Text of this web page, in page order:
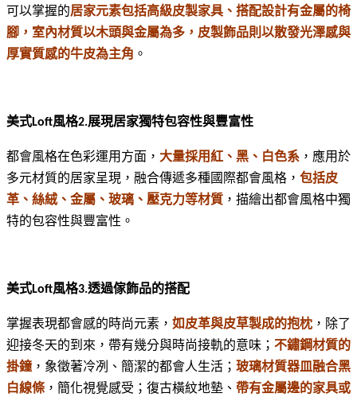
可以掌握的居家元素包括高級皮製家具、搭配設計有金屬的椅
腳，室內材質以木頭與金屬為多，皮製飾品則以散發光澤感與
厚實質感的牛皮為主角 。
美式Loft風格2.展現居家獨特包容性與豐富性
都會風格在色彩運用方面， 大量採用紅、黑、白色系 ，應用於
多元材質的居家呈現，融合傳遞多種國際都會風格， 包括皮
革、絲絨、金屬、玻璃、壓克力等材質 ，描繪出都會風格中獨
特的包容性與豐富性。
美式Loft風格3.透過傢飾品的搭配
掌握表現都會感的時尚元素， 如皮革與皮草製成的抱枕 ，除了
迎接冬天的到來，帶有幾分與時尚接軌的意味； 不鏽鋼材質的
掛鐘，象徵著冷冽、簡潔的都會人生活； 玻璃材質器皿融合黑
白線條 ，簡化視覺感受；復古橫紋地墊、 帶有金屬邊的家具或